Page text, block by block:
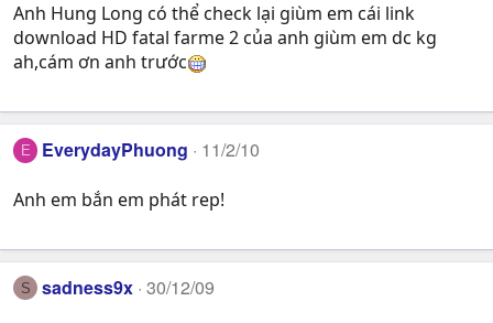
Anh Hung Long có thể check lại giùm em cái link
download HD fatal farme 2 của anh giùm em dc kg
ah,cám ơn anh trước
E EverydayPhuong 11/2/10
Anh em bắn em phát rep!
S sadness9x 30/12/09